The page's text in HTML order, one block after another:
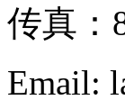
传真：
Email: